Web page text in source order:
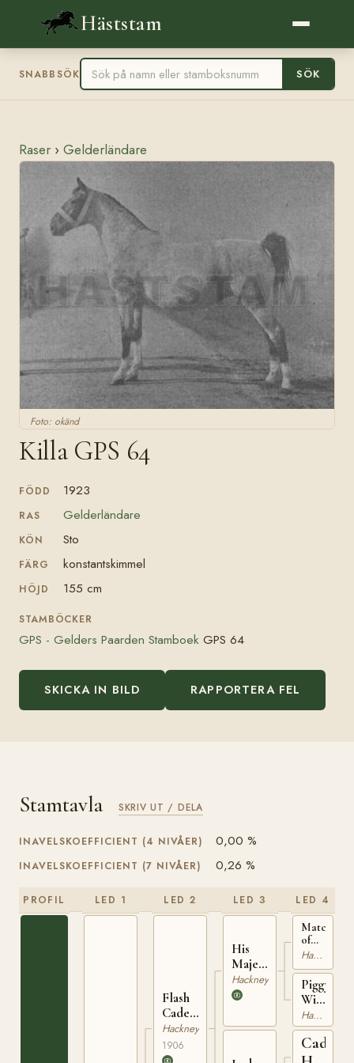
Häststam
SNABBSÖK SÖK
Raser › Gelderländare
Foto: okänd
Killa GPS 64
FÖDD 1923
RAS Gelderländare
KÖN Sto
FÄRG konstantskimmel
HÖJD 155 cm
STAMBÖCKER
GPS - Gelders Paarden Stamboek GPS 64
SKICKA IN BILD RAPPORTERA FEL
Stamtavla SKRIV UT / DELA
INAVELSKOEFFICIENT (4 NIVÅER) 0,00 %
INAVELSKOEFFICIENT (7 NIVÅER) 0,26 %
PROFIL LED 1 LED 2
Flash
Cadet
HSB
10203
Hackney
1906
LED 3
His
Majesty
HSB
2513
Hackney
LED 4
Matchless
of
18
Hackney
Piggy
Wiggy
HSB
1311
Hackney
Cadet